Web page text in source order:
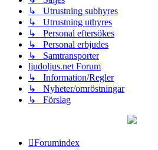
↳ Utrustning subhyres
↳ Utrustning uthyres
↳ Personal eftersökes
↳ Personal erbjudes
↳ Samtransporter
ljudoljus.net Forum
↳ Information/Regler
↳ Nyheter/omröstningar
↳ Förslag
Forumindex